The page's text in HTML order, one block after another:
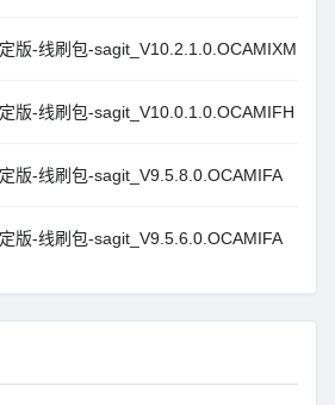
版-线刷包-sagit_V10.2.1.0.OCAMIXM
版-线刷包-sagit_V10.0.1.0.OCAMIFH
版-线刷包-sagit_V9.5.8.0.OCAMIFA
版-线刷包-sagit_V9.5.6.0.OCAMIFA